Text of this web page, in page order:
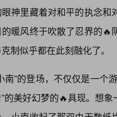
神里藏着对和平的执念
暖风终于吹散了忍界的
制似乎都在此刻融化了。
南”的登场，不仅仅是一个
的美好幻梦的🔥具现。想